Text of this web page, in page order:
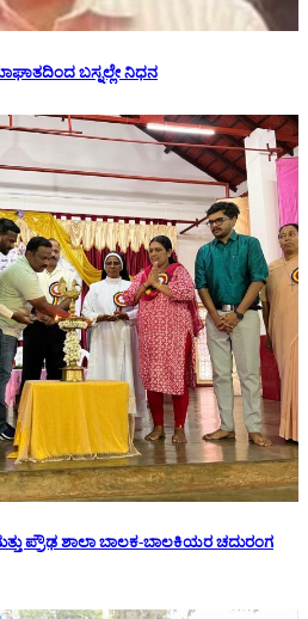
ಬಸ್ನಲ್ಲೇ ನಿಧನ
ಪ್ರೌಢ ಶಾಲಾ ಬಾಲಕ-ಬಾಲಕಿಯರ ಚದುರಂಗ